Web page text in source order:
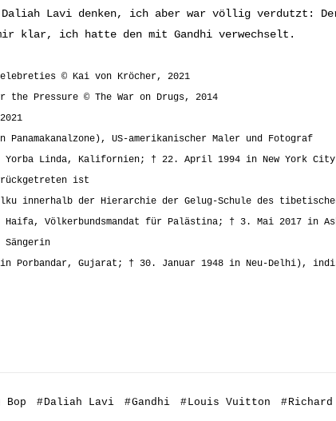
Daliah Lavi denken, ich aber war völlig verdutzt:
klar, ich hatte den mit Gandhi verwechselt.
© Kai von Kröcher, 2021
Pressure © The War on Drugs, 2014
US-amerikanischer Maler und Fotograf
Linda, Kalifornien; † 22. April 1994 in New York
ist
innerhalb der Hierarchie der Gelug-Schule des tibetischen
Haifa, Völkerbundsmandat für Palästina; † 3. Mai 2017 in
in Porbandar, Gujarat; † 30. Januar 1948 in Neu-Delhi),
# Daliah Lavi #Gandhi # Louis Vuitton #